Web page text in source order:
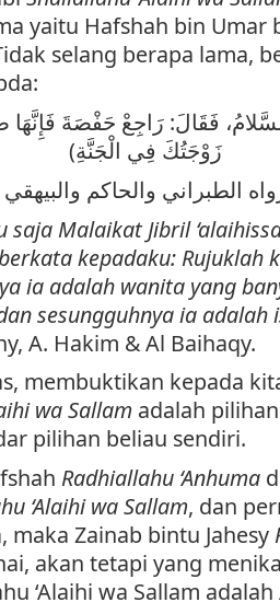
yaitu Hafshah bin Umar
selang berapa lama,
فَقَالَ: رَاجِعْ حَفْصَةَ فَإِنَّهَا
زَوْجَتُكَ فِي الْجَنَّةِ)
الطبراني والحاكم والبيهقي
saja Malaikat Jibril
kepadaku: Rujuklah
ia adalah wanita yang
sesungguhnya ia adalah
A. Hakim & Al Baihaqy.
membuktikan kepada
wa Sallam adalah pilihan
pilihan beliau sendiri.
Radhiallahu ‘Anhuma
‘Alaihi wa Sallam, dan
maka Zainab bintu Jahesy
akan tetapi yang
‘Alaihi wa Sallam adalah